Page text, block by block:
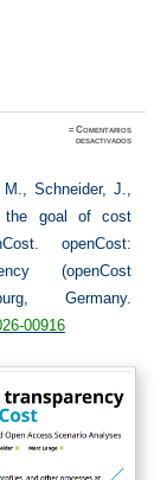
≈Comentarios
desactivadosen
Schneider, J.,
the goal of cost
openCost:
(openCost
Germany.
00916